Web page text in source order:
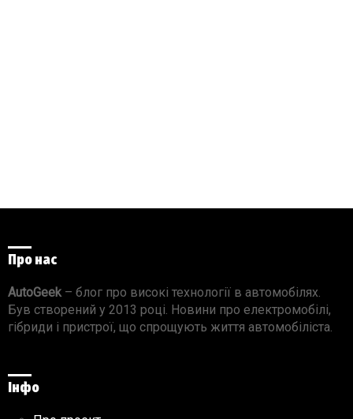
Про нас
AutoGeek– блог про високі технології в автомобілях.
Був створений у 2013 році. Новини про електромобілі,
гібриди і пристрої, що спрощують життя автомобіліста.
Інфо